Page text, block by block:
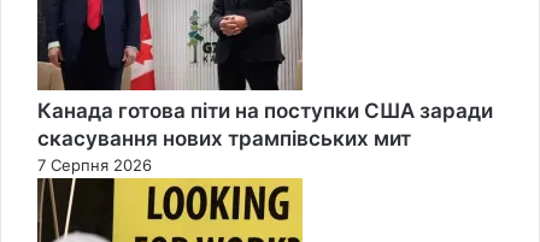
Канада готова піти на поступки США заради
скасування нових трампівських мит
7 Серпня 2026